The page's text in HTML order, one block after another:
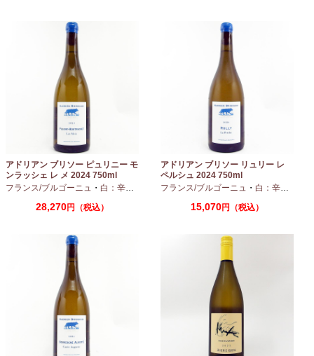
アドリアン ブリソー ピュリニー モ
ンラッシェ レ メ 2024 750ml
フランス/ブルゴーニュ ・ 白：辛口 シャルドネ
28,270円（税込）
アドリアン ブリソー リュリー レ
ペルシュ 2024 750ml
フランス/ブルゴーニュ ・ 白：辛口
15,070円（税込）